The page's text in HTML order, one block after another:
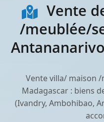
Vente
/meublée/
Vente villa/ maison
Madagascar : biens
(Ivandry, Ambohibao,